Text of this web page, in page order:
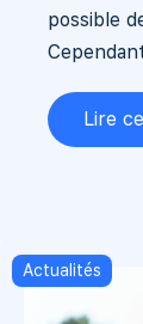
possible
Lire
Actualités